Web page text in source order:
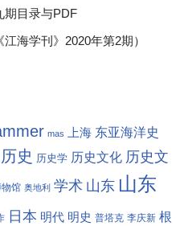
期目录与PDF
海学刊》2020年第2期）
mas 上海 东亚海洋史
历史 历史学 历史文化 历史文
物馆 奥地利 学术 山东 山东
日本 明代 明史 普塔克 李庆新 根